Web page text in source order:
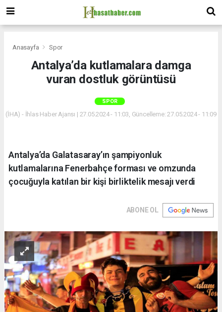
Anasayfa Spor
Antalya’da kutlamalara damga
vuran dostluk görüntüsü
SPOR
(İHA) - İhlas Haber Ajansı | 27.05.2024 - 11:03, Güncelleme: 27.05.2024 - 11:09
Antalya’da Galatasaray’ın şampiyonluk
kutlamalarına Fenerbahçe forması ve omzunda
çocuğuyla katılan bir kişi birliktelik mesajı verdi
ABONE OL